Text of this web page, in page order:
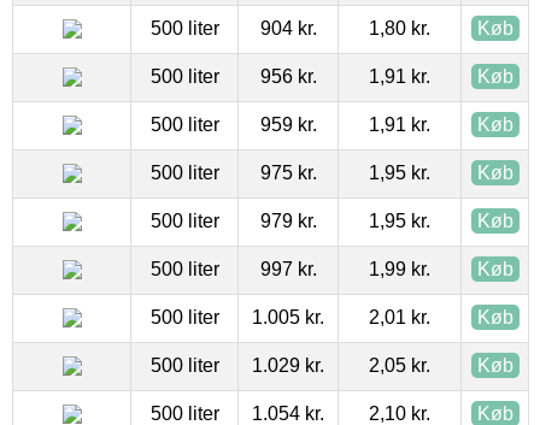
500 liter 904 kr. 1,80 kr. Køb
500 liter 956 kr. 1,91 kr. Køb
500 liter 959 kr. 1,91 kr. Køb
500 liter 975 kr. 1,95 kr. Køb
500 liter 979 kr. 1,95 kr. Køb
500 liter 997 kr. 1,99 kr. Køb
500 liter 1.005 kr. 2,01 kr. Køb
500 liter 1.029 kr. 2,05 kr. Køb
500 liter 1.054 kr. 2,10 kr. Køb